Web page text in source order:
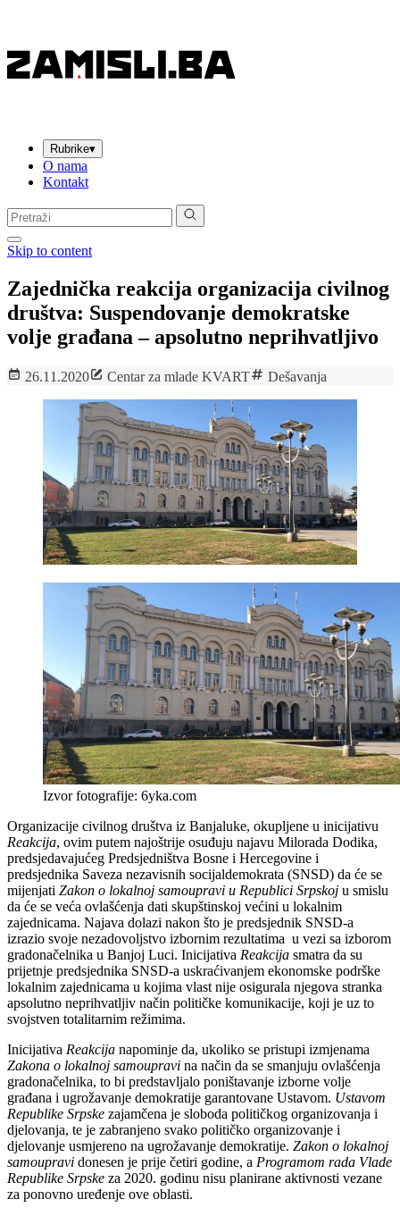
Rubrike▾
O nama
Kontakt
Pretraga:
Skip to content
Zajednička reakcija organizacija civilnog
društva: Suspendovanje demokratske
volje građana – apsolutno neprihvatljivo
26.11.2020 Centar za mlade KVART Dešavanja
Izvor fotografije: 6yka.com
Organizacije civilnog društva iz Banjaluke, okupljene u inicijativu
Reakcija, ovim putem najoštrije osuđuju najavu Milorada Dodika,
predsjedavajućeg Predsjedništva Bosne i Hercegovine i
predsjednika Saveza nezavisnih socijaldemokrata (SNSD) da će se
mijenjati Zakon o lokalnoj samoupravi u Republici Srpskoj u smislu
da će se veća ovlašćenja dati skupštinskoj većini u lokalnim
zajednicama. Najava dolazi nakon što je predsjednik SNSD-a
izrazio svoje nezadovoljstvo izbornim rezultatima u vezi sa izborom
gradonačelnika u Banjoj Luci. Inicijativa Reakcija smatra da su
prijetnje predsjednika SNSD-a uskraćivanjem ekonomske podrške
lokalnim zajednicama u kojima vlast nije osigurala njegova stranka
apsolutno neprihvatljiv način političke komunikacije, koji je uz to
svojstven totalitarnim režimima.
Inicijativa Reakcija napominje da, ukoliko se pristupi izmjenama
Zakona o lokalnoj samoupravi na način da se smanjuju ovlašćenja
gradonačelnika, to bi predstavljalo poništavanje izborne volje
građana i ugrožavanje demokratije garantovane Ustavom. Ustavom
Republike Srpske zajamčena je sloboda političkog organizovanja i
djelovanja, te je zabranjeno svako političko organizovanje i
djelovanje usmjereno na ugrožavanje demokratije. Zakon o lokalnoj
samoupravi donesen je prije četiri godine, a Programom rada Vlade
Republike Srpske za 2020. godinu nisu planirane aktivnosti vezane
za ponovno uređenje ove oblasti.